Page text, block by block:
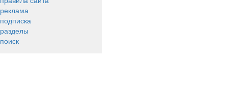
реклама
подписка
разделы
поиск